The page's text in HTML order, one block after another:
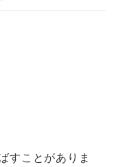
すことがありま